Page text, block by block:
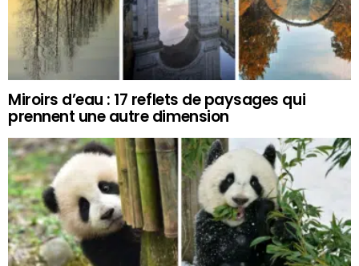
Miroirs d’eau : 17 reflets de paysages qui
prennent une autre dimension